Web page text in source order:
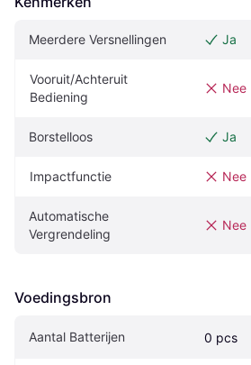
Meerdere Versnellingen Ja
Vooruit/Achteruit
Bediening
Nee
Borstelloos Ja
Impactfunctie Nee
Automatische
Vergrendeling
Nee
Voedingsbron
Aantal Batterijen 0 pcs